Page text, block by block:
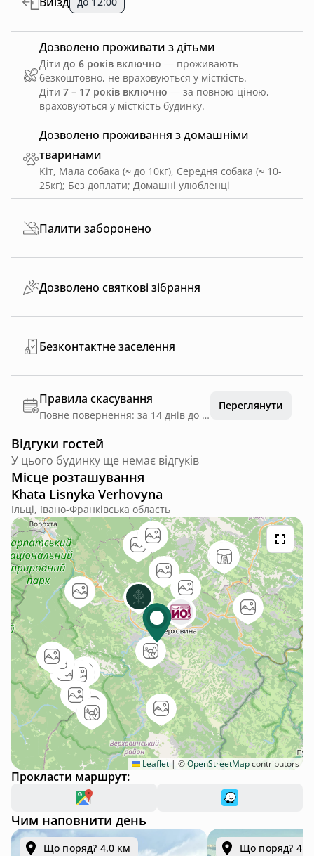
Дозволено проживання з домашніми
тваринами
Кіт, Мала собака (≈ до 10кг), Середня собака (≈ 10-
25кг); Без доплати; Домашні улюбленці
Дозволено проживати з дітьми
Діти до 6 років включно — проживають
безкоштовно, не враховуються у місткість.
Діти 7 – 17 років включно — за повною ціною,
враховуються у місткість будинку.
Палити заборонено
Дозволено святкові зібрання
Безконтактне заселення
Правила скасування
Повне повернення: за 14 днів до дати заїзду
Переглянути
Відгуки гостей
У цього будинку ще немає відгуків
Місце розташування
Khata Lisnyka Verhovyna
Ільці, Івано-Франківська область
Leaflet | ©OpenStreetMapcontributors
Прокласти маршрут:
Чим наповнити день
Що поряд? 4.0 км Що поряд? 4.0